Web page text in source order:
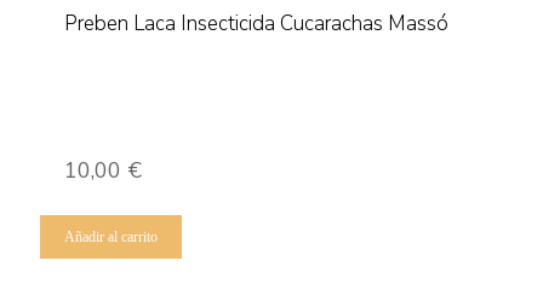
Preben Laca Insecticida Cucarachas Massó
10,00 €
Añadir al carrito